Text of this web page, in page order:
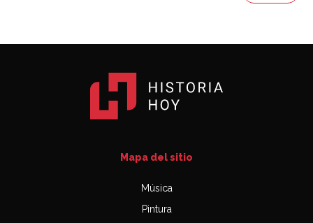
Mapa del sitio
Música
Pintura